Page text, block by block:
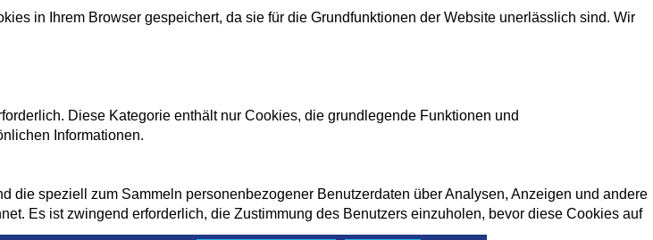
in Ihrem Browser gespeichert, da sie für die Grundfunktionen der Website unerlässlich sind. Wir
Diese Kategorie enthält nur Cookies, die grundlegende Funktionen und
Informationen.
speziell zum Sammeln personenbezogener Benutzerdaten über Analysen, Anzeigen und andere
Es ist zwingend erforderlich, die Zustimmung des Benutzers einzuholen, bevor diese Cookies auf